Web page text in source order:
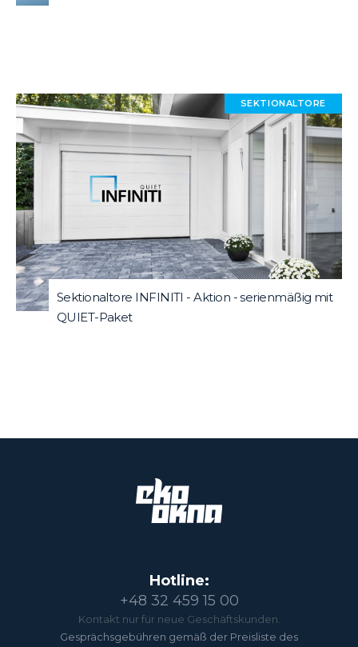
Sektionaltore INFINITI - Aktion - serienmäßig mit
QUIET-Paket
SEKTIONALTORE
Hotline:
+48 32 459 15 00
Kontakt nur für neue Geschäftskunden.
Gesprächsgebühren gemäß der Preisliste des